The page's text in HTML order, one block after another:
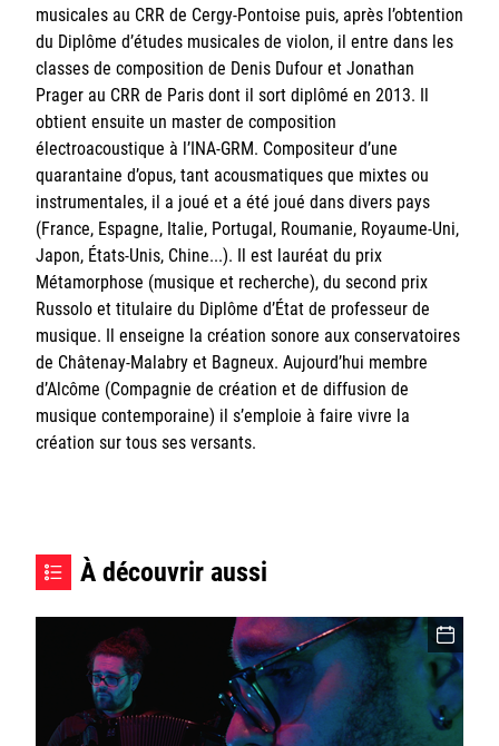
CNRS
Sorbonne Université
Ministère de la Culture
Rester informé
Offres d'emplois/stages
Login/Signup
musicales au CRR de Cergy-Pontoise puis, après l’obtention
du Diplôme d’études musicales de violon, il entre dans les
classes de composition de Denis Dufour et Jonathan
Prager au CRR de Paris dont il sort diplômé en 2013. Il
obtient ensuite un master de composition
électroacoustique à l’INA-GRM. Compositeur d’une
quarantaine d’opus, tant acousmatiques que mixtes ou
instrumentales, il a joué et a été joué dans divers pays
(France, Espagne, Italie, Portugal, Roumanie, Royaume-Uni,
Japon, États-Unis, Chine...). Il est lauréat du prix
Métamorphose (musique et recherche), du second prix
Russolo et titulaire du Diplôme d’État de professeur de
musique. Il enseigne la création sonore aux conservatoires
de Châtenay-Malabry et Bagneux. Aujourd’hui membre
d’Alcôme (Compagnie de création et de diffusion de
musique contemporaine) il s’emploie à faire vivre la
création sur tous ses versants.
À découvrir aussi